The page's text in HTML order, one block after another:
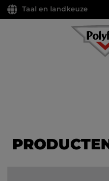
Taal en landkeuze